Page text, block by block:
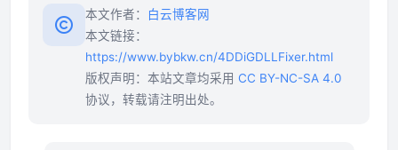
本文作者：
白云博客网
本文链接：
https://www.bybkw.cn/4DDiGDLLFixer.html
版权声明：本站文章均采用 CC BY-NC-SA 4.0
协议，转载请注明出处。